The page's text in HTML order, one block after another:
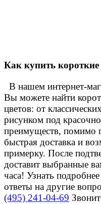
Как купить
В нашем интернет-
Вы можете найти
цветов: от
рисунком под
преимуществ, помимо
быстрая доставка и
примерку. После
доставит выбранные
часа! Узнать
ответы на другие
(495) 241-04-69